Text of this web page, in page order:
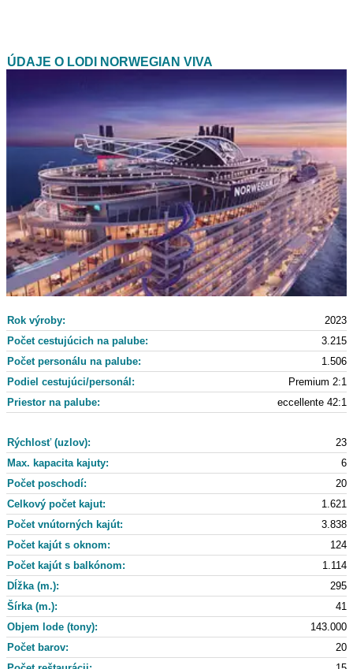
ÚDAJE O LODI NORWEGIAN VIVA
Rok výroby:
2023
Počet cestujúcich na palube:
3.215
Počet personálu na palube:
1.506
Podiel cestujúci/personál:
Premium 2:1
Priestor na palube:
eccellente 42:1
23
Rýchlosť (uzlov):
6
Max. kapacita kajuty:
Počet poschodí:
20
Celkový počet kajut:
1.621
Počet vnútorných kajút:
3.838
Počet kajút s oknom:
124
Počet kajút s balkónom:
1.114
Dĺžka (m.):
295
Šírka (m.):
41
Objem lode (tony):
143.000
Počet barov:
20